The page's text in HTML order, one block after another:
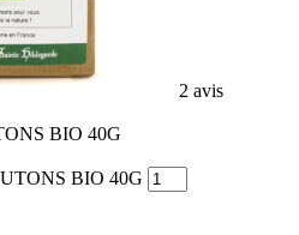
2 avis
BIO 40G
BIO 40G